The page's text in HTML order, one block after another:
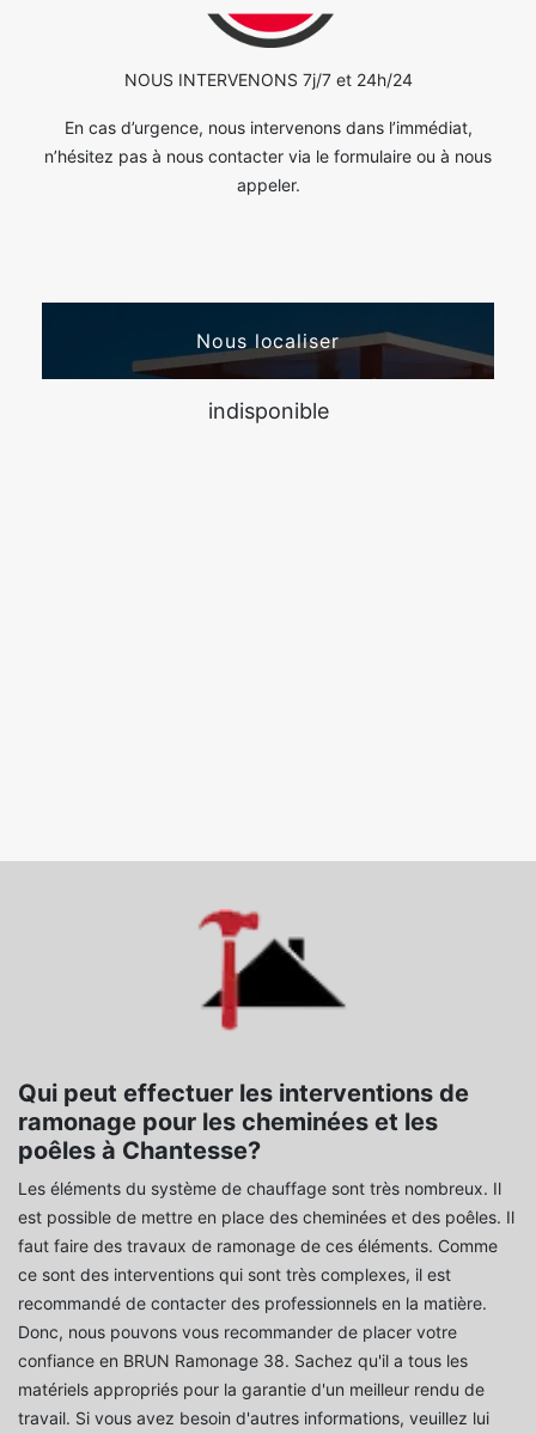
NOUS INTERVENONS 7j/7 et 24h/24
En cas d’urgence, nous intervenons dans l’immédiat,
n’hésitez pas à nous contacter via le formulaire ou à nous
appeler.
Nous localiser
indisponible
Qui peut effectuer les interventions de
ramonage pour les cheminées et les
poêles à Chantesse?
Les éléments du système de chauffage sont très nombreux. Il
est possible de mettre en place des cheminées et des poêles. Il
faut faire des travaux de ramonage de ces éléments. Comme
ce sont des interventions qui sont très complexes, il est
recommandé de contacter des professionnels en la matière.
Donc, nous pouvons vous recommander de placer votre
confiance en BRUN Ramonage 38. Sachez qu'il a tous les
matériels appropriés pour la garantie d'un meilleur rendu de
travail. Si vous avez besoin d'autres informations, veuillez lui